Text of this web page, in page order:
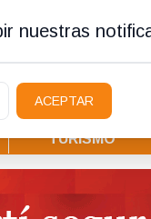
TURISMO
nuestras
ACEPTAR